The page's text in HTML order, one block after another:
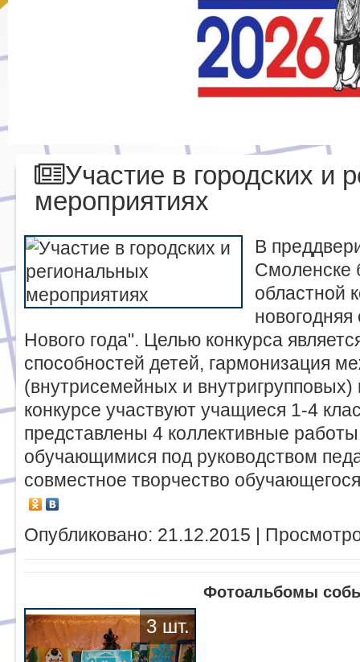
Участие в городских и
мероприятиях
В
Смоленске
областной
новогодняя
Нового года". Целью конкурса
способностей детей, гармонизация
(внутрисемейных и
конкурсе участвуют учащиеся 1-4
представлены 4 коллективные
обучающимися под руководством
совместное творчество
Опубликовано: 21.12.2015 |
Фотоальбомы
3 шт.